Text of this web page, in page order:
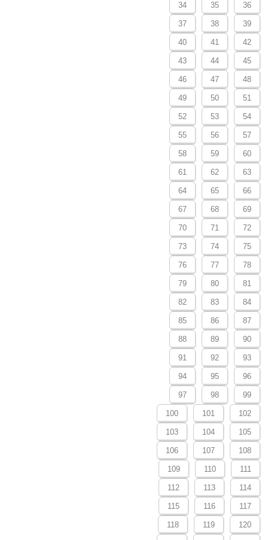
34 35 36
37 38 39
40 41 42
43 44 45
46 47 48
49 50 51
52 53 54
55 56 57
58 59 60
61 62 63
64 65 66
67 68 69
70 71 72
73 74 75
76 77 78
79 80 81
82 83 84
85 86 87
88 89 90
91 92 93
94 95 96
97 98 99
100 101 102
103 104 105
106 107 108
109 110 111
112 113 114
115 116 117
118 119 120